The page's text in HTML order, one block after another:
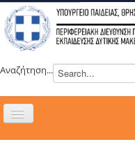
Αναζήτηση...
Εναλλαγή